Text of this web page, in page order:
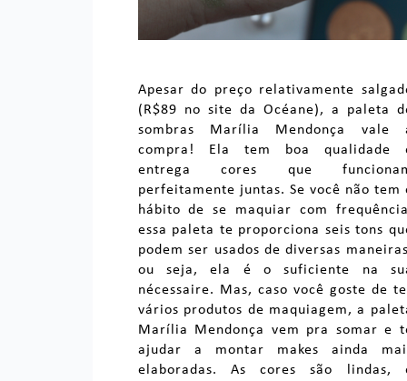
Apesar do preço relativamente
(R$89 no site da Océane), a paleta
sombras Marília Mendonça vale
compra! Ela tem boa qualidade
entrega cores que
perfeitamente juntas. Se você não tem
hábito de se maquiar com
essa paleta te proporciona seis tons
podem ser usados de diversas
ou seja, ela é o suficiente na
nécessaire. Mas, caso você goste de
vários produtos de maquiagem, a
Marília Mendonça vem pra somar e
ajudar a montar makes ainda
elaboradas. As cores são lindas,